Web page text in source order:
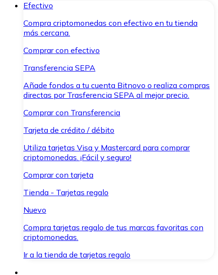
Efectivo
Compra criptomonedas con efectivo en tu tienda
más cercana.
Comprar con efectivo
Transferencia SEPA
Añade fondos a tu cuenta Bitnovo o realiza compras
directas por Trasferencia SEPA al mejor precio.
Comprar con Transferencia
Tarjeta de crédito / débito
Utiliza tarjetas Visa y Mastercard para comprar
criptomonedas. ¡Fácil y seguro!
Comprar con tarjeta
Tienda - Tarjetas regalo
Nuevo
Compra tarjetas regalo de tus marcas favoritas con
criptomonedas.
Ir a la tienda de tarjetas regalo